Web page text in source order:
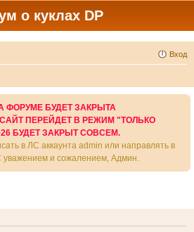
о куклах DP
Вход
БУДЕТ ЗАКРЫТА
ПЕРЕЙДЕТ В РЕЖИМ "ТОЛЬКО
БУДЕТ ЗАКРЫТ СОВСЕМ.
в ЛС аккаунта admin или направлять в
уважением и сожалением, Админ.